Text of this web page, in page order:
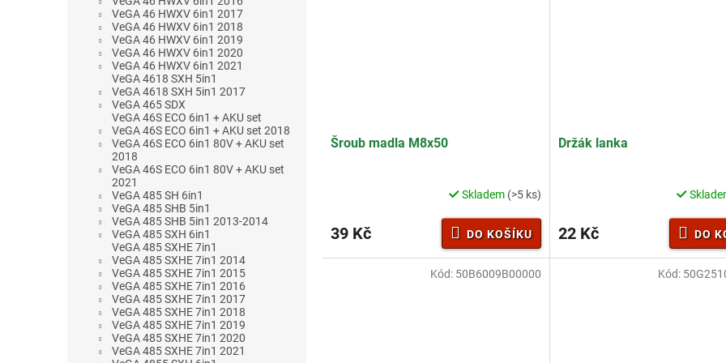
VeGA 46 HWXV 6in1 2017
VeGA 46 HWXV 6in1 2018
VeGA 46 HWXV 6in1 2019
VeGA 46 HWXV 6in1 2020
VeGA 46 HWXV 6in1 2021
VeGA 4618 SXH 5in1
VeGA 4618 SXH 5in1 2017
VeGA 465 SDX
VeGA 46S ECO 6in1 + AKU set
VeGA 46S ECO 6in1 + AKU set 2018
VeGA 46S ECO 6in1 80V + AKU set
2018
VeGA 46S ECO 6in1 80V + AKU set
2021
VeGA 485 SH 6in1
VeGA 485 SHB 5in1
VeGA 485 SHB 5in1 2013-2014
VeGA 485 SXH 6in1
VeGA 485 SXHE 7in1
VeGA 485 SXHE 7in1 2014
VeGA 485 SXHE 7in1 2015
VeGA 485 SXHE 7in1 2016
VeGA 485 SXHE 7in1 2017
VeGA 485 SXHE 7in1 2018
VeGA 485 SXHE 7in1 2019
VeGA 485 SXHE 7in1 2020
VeGA 485 SXHE 7in1 2021
Šroub madla M8x50
Skladem (>5 ks)
39 Kč DO KOŠÍKU
Držák lanka
22 Kč DO
Kód: 50B6009B00000 Kód: